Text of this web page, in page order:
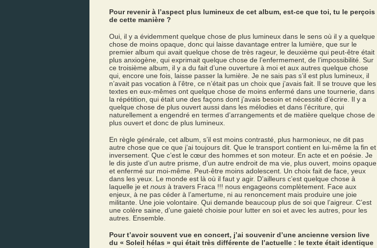
Pour revenir à l’aspect plus lumineux de cet album, est-ce que toi, tu le perçois
de cette manière ?
Oui, il y a évidemment quelque chose de plus lumineux dans le sens où il y a quelque
chose de moins opaque, donc qui laisse davantage entrer la lumière, que sur le
premier album qui avait quelque chose de très rageur, le deuxième qui peut-être était
plus anxiogène, qui exprimait quelque chose de l’enfermement, de l’impossibilité. Sur
ce troisième album, il y a du fait d’une ouverture à moi et aux autres quelque chose
qui, encore une fois, laisse passer la lumière. Je ne sais pas s’il est plus lumineux, il
n’avait pas vocation à l’être, ce n’était pas un choix que j’avais fait. Il se trouve que les
textes en eux-mêmes ont quelque chose de moins enfermé dans une tournerie, dans
la répétition, qui était une des façons dont j’avais besoin et nécessité d’écrire. Il y a
quelque chose de plus ouvert aussi dans les mélodies et dans l’écriture, qui
naturellement a engendré en termes d’arrangements et de matière quelque chose de
plus ouvert et donc de plus lumineux.
En règle générale, cet album, s’il est moins contrasté, plus harmonieux, ne dit pas
autre chose que ce que j’ai toujours dit. Que le transport contient en lui-même la fin et
inversement. Que c’est le cœur des hommes et son moteur. En acte et en poésie. Je
le dis juste d’un autre prisme, d’un autre endroit de ma vie, plus ouvert, moins opaque
et enfermé sur moi-même. Peut-être moins adolescent. Un choix fait de face, yeux
dans les yeux. Le monde est là où il faut y agir. D’ailleurs c’est quelque chose à
laquelle je et nous à travers Fraca !!! nous engageons complètement. Face aux
enjeux, à ne pas céder à l’amertume, ni au renoncement mais produire une joie
militante. Une joie volontaire. Qui demande beaucoup plus de soi que l’aigreur. C’est
une colère saine, d’une gaieté choisie pour lutter en soi et avec les autres, pour les
autres. Ensemble.
Pour t’avoir souvent vue en concert, j’ai souvenir d’une ancienne version live
du « Soleil hélas » qui était très différente de l’actuelle : le texte était identique